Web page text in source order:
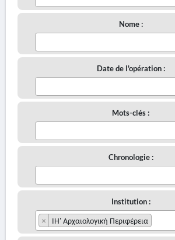
Nome :
Date de l'opération :
Mots-clés :
Chronologie :
Institution :
× ΙΗ' Αρχαιολογική Περιφέρεια